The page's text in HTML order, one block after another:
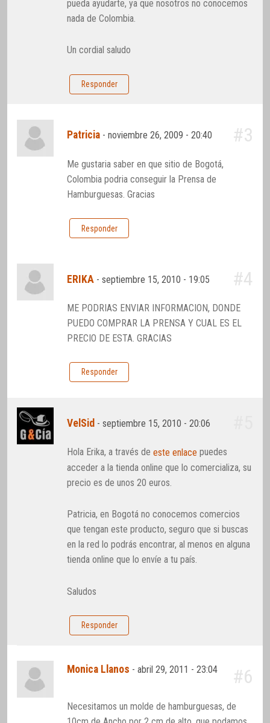
pueda ayudarte, ya que nosotros no conocemos
nada de Colombia.
Un cordial saludo
Responder
Patricia -noviembre 26, 2009 - 20:40 #3
Me gustaria saber en que sitio de Bogotá,
Colombia podria conseguir la Prensa de
Hamburguesas. Gracias
Responder
ERIKA -septiembre 15, 2010 - 19:05 #4
ME PODRIAS ENVIAR INFORMACION, DONDE
PUEDO COMPRAR LA PRENSA Y CUAL ES EL
PRECIO DE ESTA. GRACIAS
Responder
VelSid -septiembre 15, 2010 - 20:06
Hola Erika, a través deeste enlace puedes
acceder a la tienda online que lo comercializa, su
precio es de unos 20 euros.
Patricia, en Bogotá no conocemos comercios
que tengan este producto, seguro que si buscas
en la red lo podrás encontrar, al menos en alguna
tienda online que lo envíe a tu país.
Saludos
Responder
Monica Llanos -abril 29, 2011 - 23:04 #6
Necesitamos un molde de hamburguesas, de